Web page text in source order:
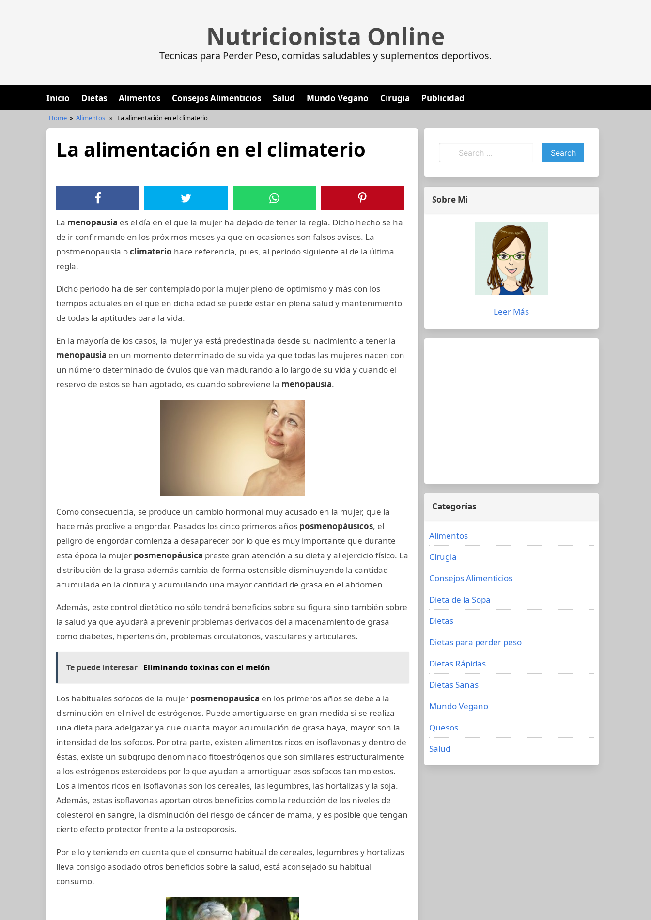
Nutricionista Online
Tecnicas para Perder Peso, comidas saludables y suplementos deportivos.
Inicio Dietas Alimentos Consejos Alimenticios Salud Mundo Vegano Cirugia Publicidad
Home » Alimentos » La alimentación en el climaterio
La alimentación en el climaterio
La menopausia es el día en el que la mujer ha dejado de tener la regla. Dicho hecho se ha
de ir confirmando en los próximos meses ya que en ocasiones son falsos avisos. La
postmenopausia oclimaterio hace referencia, pues, al periodo siguiente al de la última
regla.
Dicho periodo ha de ser contemplado por la mujer pleno de optimismo y más con los
tiempos actuales en el que en dicha edad se puede estar en plena salud y mantenimiento
de todas la aptitudes para la vida.
En la mayoría de los casos, la mujer ya está predestinada desde su nacimiento a tener la
menopausia en un momento determinado de su vida ya que todas las mujeres nacen con
un número determinado de óvulos que van madurando a lo largo de su vida y cuando el
reservo de estos se han agotado, es cuando sobreviene la menopausia.
Como consecuencia, se produce un cambio hormonal muy acusado en la mujer, que la
hace más proclive a engordar. Pasados los cinco primeros años posmenopáusicos, el
peligro de engordar comienza a desaparecer por lo que es muy importante que durante
esta época la mujer posmenopáusica preste gran atención a su dieta y al ejercicio físico. La
distribución de la grasa además cambia de forma ostensible disminuyendo la cantidad
acumulada en la cintura y acumulando una mayor cantidad de grasa en el abdomen.
Además, este control dietético no sólo tendrá beneficios sobre su figura sino también sobre
la salud ya que ayudará a prevenir problemas derivados del almacenamiento de grasa
como diabetes, hipertensión, problemas circulatorios, vasculares y articulares.
Te puede interesar Eliminando toxinas con el melón
Los habituales sofocos de la mujer posmenopausica en los primeros años se debe a la
disminución en el nivel de estrógenos. Puede amortiguarse en gran medida si se realiza
una dieta para adelgazar ya que cuanta mayor acumulación de grasa haya, mayor son la
intensidad de los sofocos. Por otra parte, existen alimentos ricos en isoflavonas y dentro de
éstas, existe un subgrupo denominado fitoestrógenos que son similares estructuralmente
a los estrógenos esteroideos por lo que ayudan a amortiguar esos sofocos tan molestos.
Los alimentos ricos en isoflavonas son los cereales, las legumbres, las hortalizas y la soja.
Además, estas isoflavonas aportan otros beneficios como la reducción de los niveles de
colesterol en sangre, la disminución del riesgo de cáncer de mama, y es posible que tengan
cierto efecto protector frente a la osteoporosis.
Por ello y teniendo en cuenta que el consumo habitual de cereales, legumbres y hortalizas
lleva consigo asociado otros beneficios sobre la salud, está aconsejado su habitual
consumo.
Sobre Mi
Leer Más
Categorías
Alimentos
Cirugia
Consejos Alimenticios
Dieta de la Sopa
Dietas
Dietas para perder peso
Dietas Rápidas
Dietas Sanas
Mundo Vegano
Quesos
Salud